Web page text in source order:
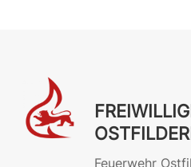
Feuerwehr